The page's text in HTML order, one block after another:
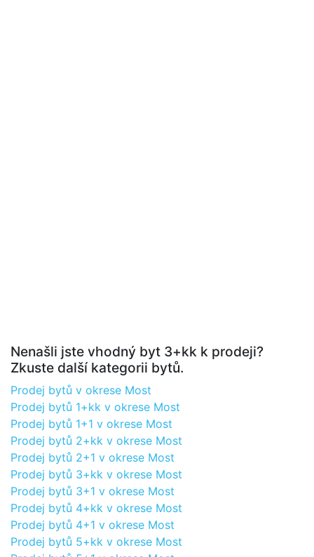
Nenašli jste vhodný byt 3+kk k prodeji?
Zkuste další kategorii bytů.
Prodej bytů v okrese Most
Prodej bytů 1+kk v okrese Most
Prodej bytů 1+1 v okrese Most
Prodej bytů 2+kk v okrese Most
Prodej bytů 2+1 v okrese Most
Prodej bytů 3+kk v okrese Most
Prodej bytů 3+1 v okrese Most
Prodej bytů 4+kk v okrese Most
Prodej bytů 4+1 v okrese Most
Prodej bytů 5+kk v okrese Most